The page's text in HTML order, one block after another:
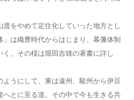
をやめて定住化していった地方とし
は織豊時代からはじまり、幕藩体制
。その様は堀田吉雄の著書に詳し
うにして、東は遠州、駿州から伊豆
へとに至る道。その中で今も生きる共